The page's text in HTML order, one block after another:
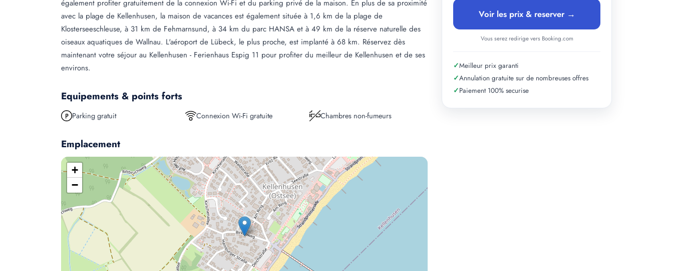
également profiter gratuitement de la connexion Wi-Fi et du parking privé de la maison. En plus de sa proximité
avec la plage de Kellenhusen, la maison de vacances est également située à 1,6 km de la plage de
Klosterseeschleuse, à 31 km de Fehmarnsund, à 34 km du parc HANSA et à 49 km de la réserve naturelle des
oiseaux aquatiques de Wallnau. L'aéroport de Lübeck, le plus proche, est implanté à 68 km. Réservez dès
maintenant votre séjour au Kellenhusen - Ferienhaus Espig 11 pour profiter du meilleur de Kellenhusen et de ses
environs.
Equipements & points forts
Parking gratuit Connexion Wi-Fi gratuite Chambres non-fumeurs
Emplacement
+
−
Voir les prix & reserver →
Vous serez redirige vers Booking.com
✓Meilleur prix garanti
✓Annulation gratuite sur de nombreuses offres
✓Paiement 100% securise